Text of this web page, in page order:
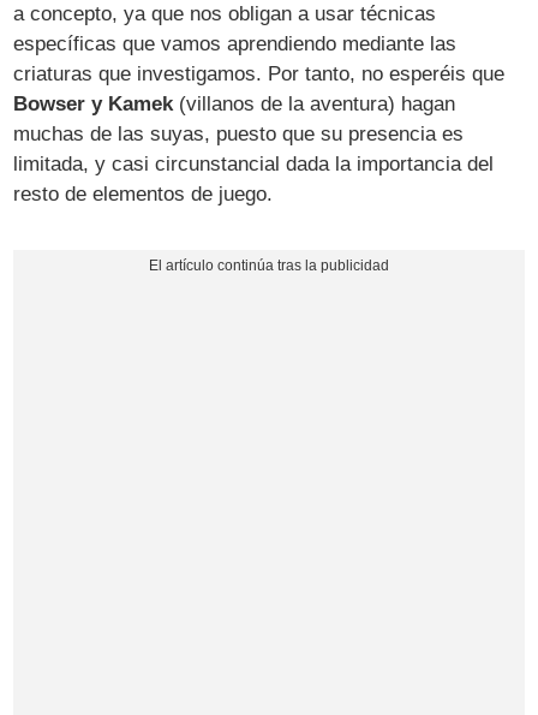
a concepto, ya que nos obligan a usar técnicas
específicas que vamos aprendiendo mediante las
criaturas que investigamos. Por tanto, no esperéis que
Bowser y Kamek(villanos de la aventura) hagan
muchas de las suyas, puesto que su presencia es
limitada, y casi circunstancial dada la importancia del
resto de elementos de juego.